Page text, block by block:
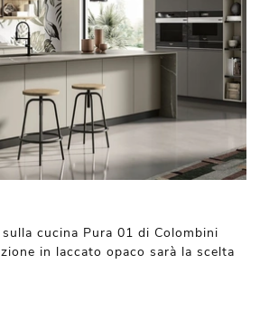
cucina Pura 01 di Colombini
in laccato opaco sarà la scelta